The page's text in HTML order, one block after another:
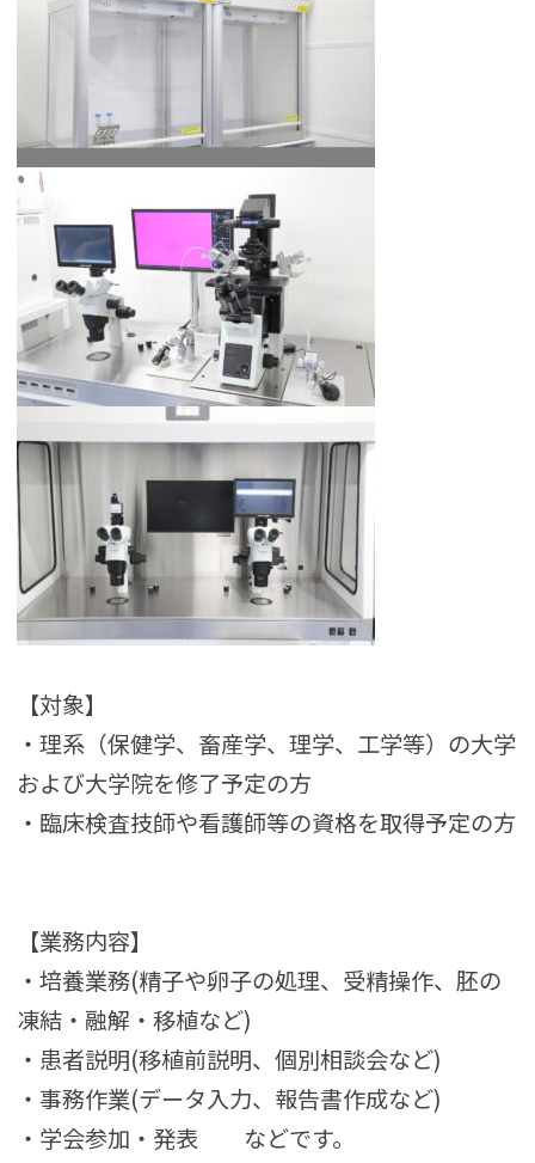
【対象】
・理系（保健学、畜産学、理学、工学等）の大学
および大学院を修了予定の方
・臨床検査技師や看護師等の資格を取得予定の方
【業務内容】
・培養業務(精子や卵子の処理、受精操作、胚の
凍結・融解・移植など)
・患者説明(移植前説明、個別相談会など)
・事務作業(データ入力、報告書作成など)
・学会参加・発表 などです。